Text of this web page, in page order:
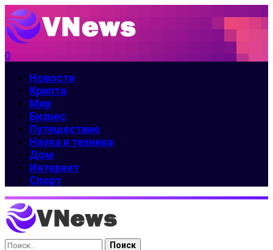
0
Новости
Крипта
Мир
Бизнес
Путешествие
Наука и техника
Дом
Интернет
Спорт
Найти: